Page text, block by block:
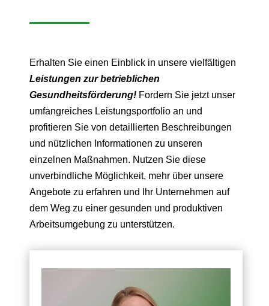
Erhalten Sie einen Einblick in unsere vielfältigen
Leistungen zur betrieblichen
Gesundheitsförderung! Fordern Sie jetzt unser
umfangreiches Leistungsportfolio an und
profitieren Sie von detaillierten Beschreibungen
und nützlichen Informationen zu unseren
einzelnen Maßnahmen. Nutzen Sie diese
unverbindliche Möglichkeit, mehr über unsere
Angebote zu erfahren und Ihr Unternehmen auf
dem Weg zu einer gesunden und produktiven
Arbeitsumgebung zu unterstützen.